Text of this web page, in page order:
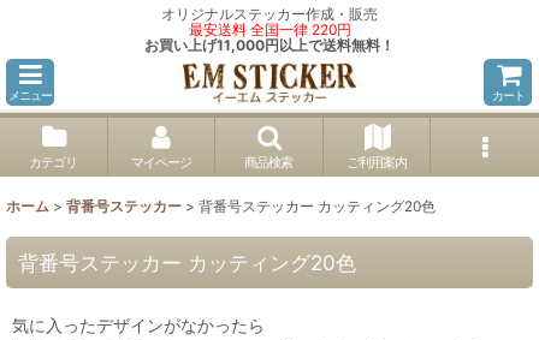
オリジナルステッカー作成・販売
最安送料 全国一律 220円
お買い上げ11,000円以上で送料無料！
メニュー カート
カテゴリ マイページ 商品検索 ご利用案内
ホーム > 背番号ステッカー > 背番号ステッカー カッティング20色
背番号ステッカー カッティング20色
気に入ったデザインがなかったら